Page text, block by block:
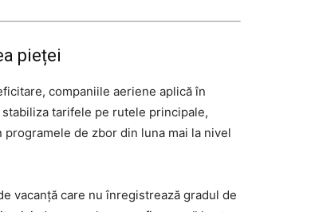
pieței
companiile aeriene aplică în
tarifele pe rutele principale,
de zbor din luna mai la nivel
vacanță care nu înregistrează gradul de